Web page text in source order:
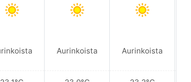
Aurinkoista Aurinkoista